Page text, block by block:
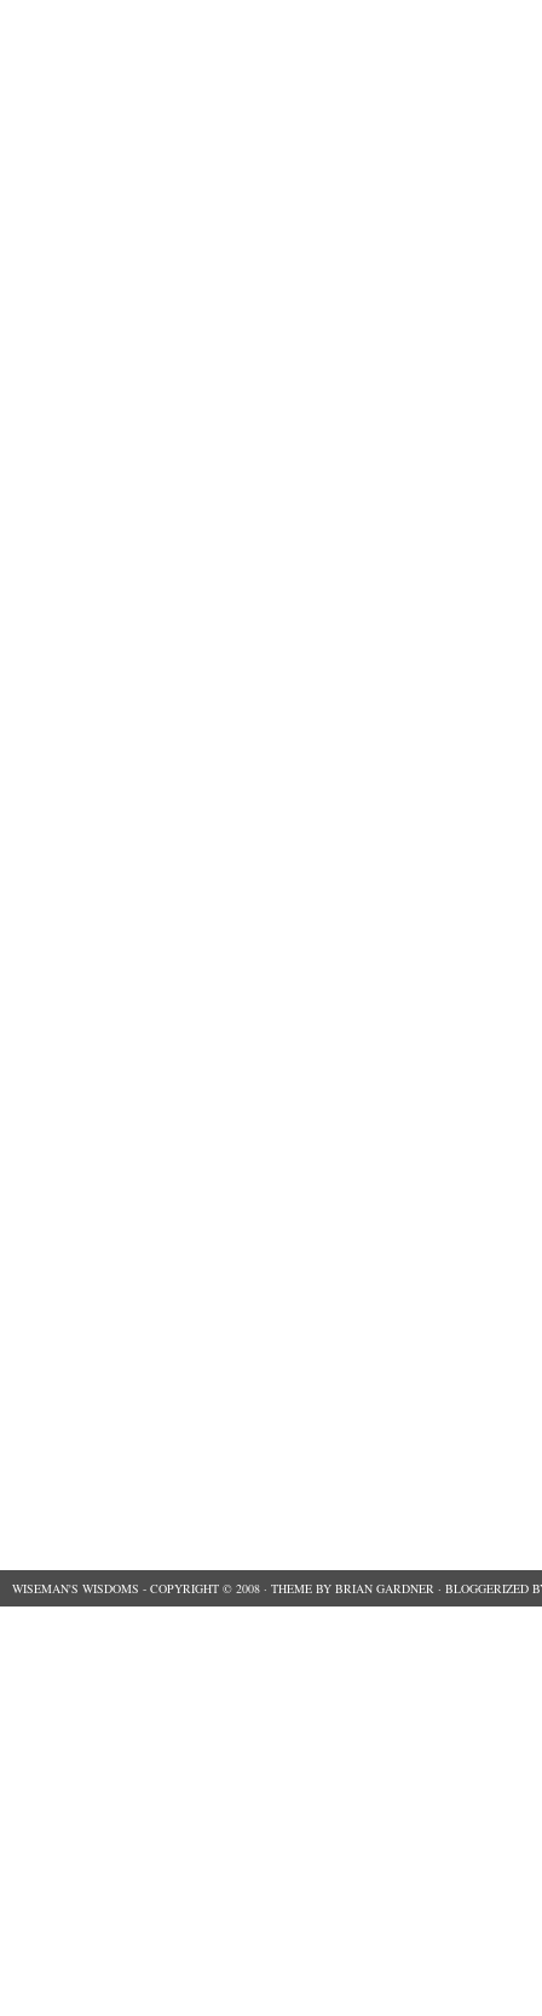
WISEMAN'S WISDOMS - COPYRIGHT © 2008 · THEME BY BRIAN GARDNER · BLOGGERIZED